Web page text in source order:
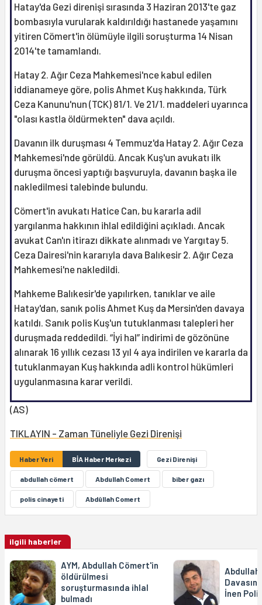
Hatay'da Gezi direnişi sırasında 3 Haziran 2013'te gaz
bombasıyla vurularak kaldırıldığı hastanede yaşamını
yitiren Cömert'in ölümüyle ilgili soruşturma 14 Nisan
2014'te tamamlandı.
Hatay 2. Ağır Ceza Mahkemesi'nce kabul edilen
iddianameye göre, polis Ahmet Kuş hakkında, Türk
Ceza Kanunu'nun (TCK) 81/1. Ve 21/1. maddeleri uyarınca
"olası kastla öldürmekten" dava açıldı.
Davanın ilk duruşması 4 Temmuz'da Hatay 2. Ağır Ceza
Mahkemesi'nde görüldü. Ancak Kuş'un avukatı ilk
duruşma öncesi yaptığı başvuruyla, davanın başka ile
nakledilmesi talebinde bulundu.
Cömert'in avukatı Hatice Can, bu kararla adil
yargılanma hakkının ihlal edildiğini açıkladı. Ancak
avukat Can'ın itirazı dikkate alınmadı ve Yargıtay 5.
Ceza Dairesi'nin kararıyla dava Balıkesir 2. Ağır Ceza
Mahkemesi'ne nakledildi.
Mahkeme Balıkesir'de yapılırken, tanıklar ve aile
Hatay'dan, sanık polis Ahmet Kuş da Mersin'den davaya
katıldı. Sanık polis Kuş'un tutuklanması talepleri her
duruşmada reddedildi. “İyi hal” indirimi de gözönüne
alınarak 16 yıllık cezası 13 yıl 4 aya indirilen ve kararla da
tutuklanmayan Kuş hakkında adli kontrol hükümleri
uygulanmasına karar verildi.
(AS)
TIKLAYIN - Zaman Tüneliyle Gezi Direnişi
Haber Yeri BİA Haber Merkezi Gezi Direnişi
abdullah cömert Abdullah Comert biber gazı
polis cinayeti Abdûllah Comert
ilgili haberler
AYM, Abdullah Cömert'in
öldürülmesi
soruşturmasında ihlal
bulmadı
İnen